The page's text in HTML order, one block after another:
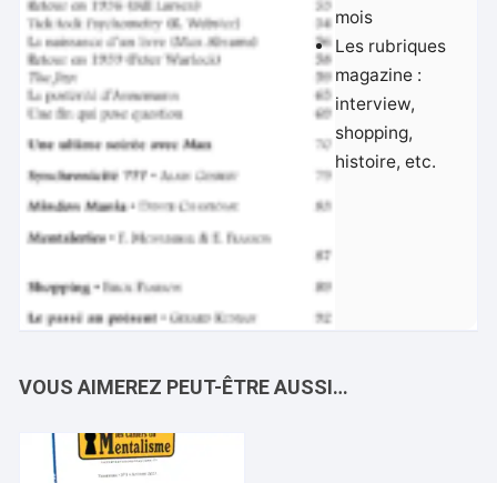
mois
Les rubriques
magazine :
interview,
shopping,
histoire, etc.
VOUS AIMEREZ PEUT-ÊTRE AUSSI…